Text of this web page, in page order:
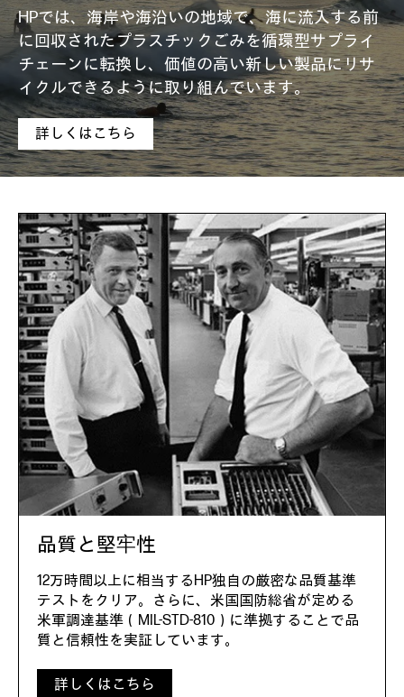
HPでは、海岸や海沿いの地域で、海に流入する前
に回収されたプラスチックごみを循環型サプライ
チェーンに転換し、価値の高い新しい製品にリサ
イクルできるように取り組んでいます。
詳しくはこちら
品質と堅牢性
12万時間以上に相当するHP独自の厳密な品質基準
テストをクリア。さらに、米国国防総省が定める
米軍調達基準（MIL-STD-810）に準拠することで品
質と信頼性を実証しています。
詳しくはこちら